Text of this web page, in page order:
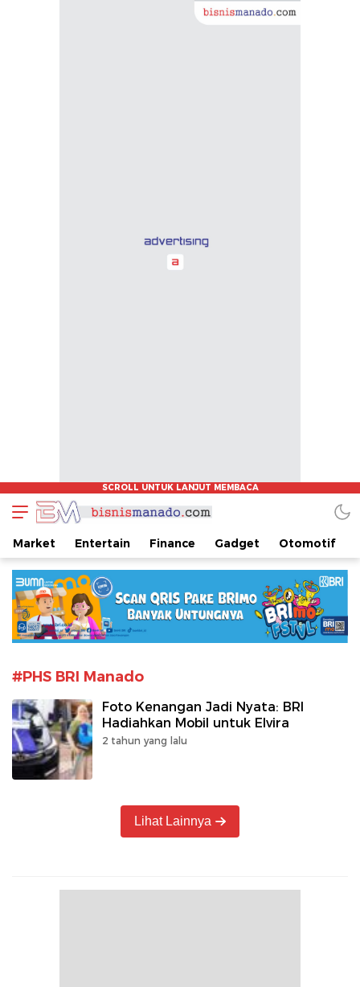
www.bisnismanado.com
Berita Bisnis Sulawesi Utara
Market Entertain Finance Gadget Otomotif
#PHS BRI Manado
Foto Kenangan Jadi Nyata: BRI
Hadiahkan Mobil untuk Elvira
2 tahun yang lalu
Lihat Lainnya